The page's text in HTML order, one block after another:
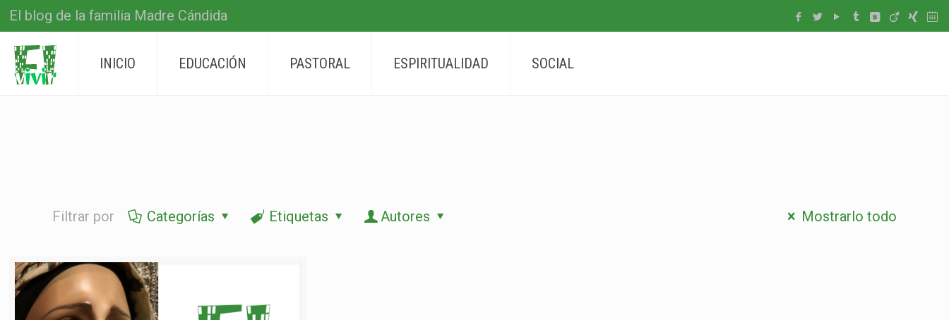
El blog de la familia Madre Cándida
INICIO EDUCACIÓN PASTORAL ESPIRITUALIDAD SOCIAL
Filtrar por Categorías Etiquetas Autores Mostrarlo todo